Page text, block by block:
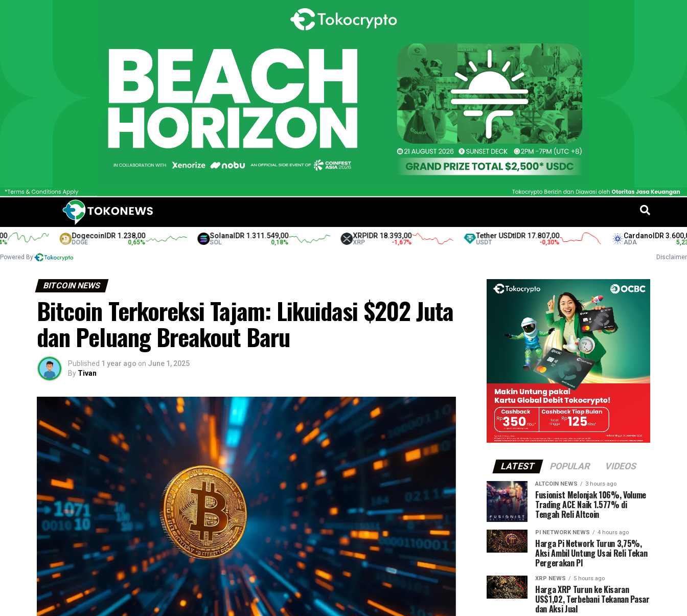
DogecoinIDR 1.238,00 SolanaIDR 1.311.549,00 XRP IDR 18.393,00
-1,67
Tether USDtIDR 17.807,00
USDT
CardanoIDR 3.600,00
ADA
Powered By Disclaimer
BITCOIN NEWS
Bitcoin Terkoreksi Tajam: Likuidasi $202 Juta
dan Peluang Breakout Baru
Published 1 year ago on June 1, 2025
By Tivan
LATEST POPULAR VIDEOS
ALTCOIN NEWS 3 hours ago
Fusionist Melonjak 106%, Volume
Trading ACE Naik 1.577% di
Tengah Reli Altcoin
PI NETWORK NEWS 4 hours ago
Harga Pi Network Turun 3,75%,
Aksi Ambil Untung Usai Reli Tekan
Pergerakan PI
XRP NEWS 5 hours ago
Harga XRP Turun ke Kisaran
US$1,02, Terbebani Tekanan Pasar
dan Aksi Jual